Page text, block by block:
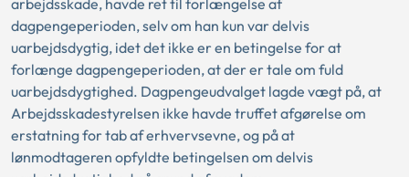
arbejdsskade, havde ret til forlængelse af
dagpengeperioden, selv om han kun var delvis
uarbejdsdygtig, idet det ikke er en betingelse for at
forlænge dagpengeperioden, at der er tale om fuld
uarbejdsdygtighed. Dagpengeudvalget lagde vægt på, at
Arbejdsskadestyrelsen ikke havde truffet afgørelse om
erstatning for tab af erhvervsevne, og på at
lønmodtageren opfyldte betingelsen om delvis